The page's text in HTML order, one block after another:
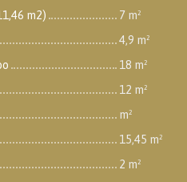
m2)
7 m²
4,9 m²
18 m²
12 m²
m²
15,45 m²
2 m²